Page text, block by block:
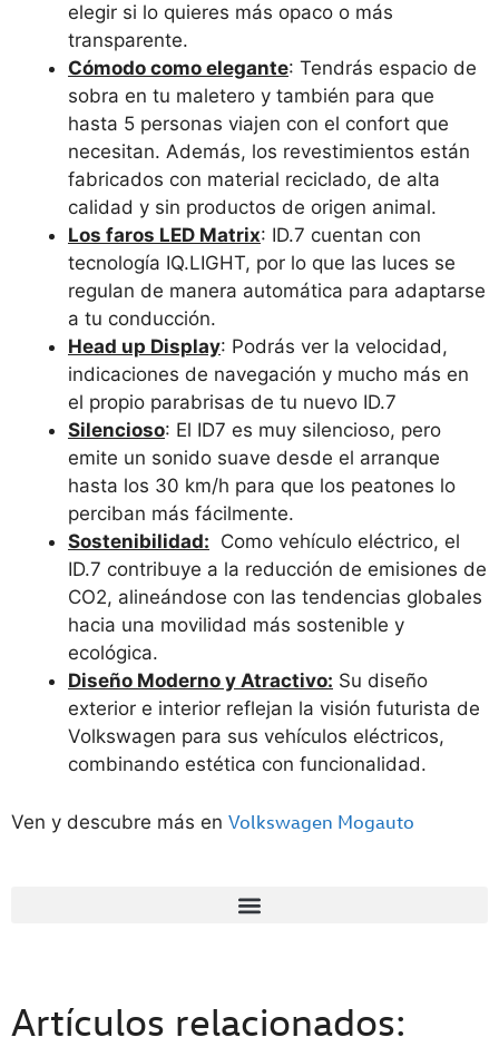
elegir si lo quieres más opaco o más
transparente.
Cómodo como elegante: Tendrás espacio de
sobra en tu maletero y también para que
hasta 5 personas viajen con el confort que
necesitan. Además, los revestimientos están
fabricados con material reciclado, de alta
calidad y sin productos de origen animal.
Los faros LED Matrix: ID.7 cuentan con
tecnología IQ.LIGHT, por lo que las luces se
regulan de manera automática para adaptarse
a tu conducción.
Head up Display: Podrás ver la velocidad,
indicaciones de navegación y mucho más en
el propio parabrisas de tu nuevo ID.7
Silencioso: El ID7 es muy silencioso, pero
emite un sonido suave desde el arranque
hasta los 30 km/h para que los peatones lo
perciban más fácilmente.
Sostenibilidad: Como vehículo eléctrico, el
ID.7 contribuye a la reducción de emisiones de
CO2, alineándose con las tendencias globales
hacia una movilidad más sostenible y
ecológica.
Diseño Moderno y Atractivo: Su diseño
exterior e interior reflejan la visión futurista de
Volkswagen para sus vehículos eléctricos,
combinando estética con funcionalidad.
Ven y descubre más en Volkswagen Mogauto
Artículos relacionados: